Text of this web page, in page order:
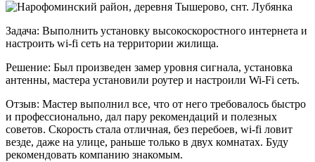
Задача: Выполнить установку высокоскоростного интернета и
настроить wi-fi сеть на территории жилища.
Решение: Был произведен замер уровня сигнала, установка
антенны, мастера установили роутер и настроили Wi-Fi сеть.
Отзыв: Мастер выполнил все, что от него требовалось быстро
и профессионально, дал пару рекомендаций и полезных
советов. Скорость стала отличная, без перебоев, wi-fi ловит
везде, даже на улице, раньше только в двух комнатах. Буду
рекомендовать компанию знакомым.